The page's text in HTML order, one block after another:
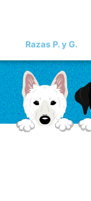
Razas P. y G.